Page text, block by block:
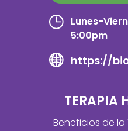
Lunes-
5:00pm
https://
TERAPIA
Beneficios de